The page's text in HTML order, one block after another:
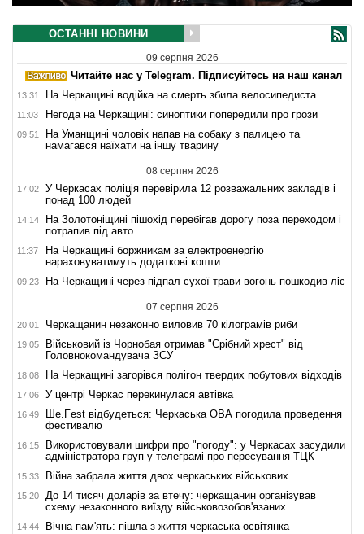
ОСТАННІ НОВИНИ
09 серпня 2026
Читайте нас у Telegram. Підписуйтесь на наш канал
13:31 На Черкащині водійка на смерть збила велосипедиста
11:03 Негода на Черкащині: синоптики попередили про грози
09:51
На Уманщині чоловік напав на собаку з палицею та
намагався наїхати на іншу тварину
08 серпня 2026
17:02
У Черкасах поліція перевірила 12 розважальних закладів і
понад 100 людей
14:14
На Золотоніщині пішохід перебігав дорогу поза переходом і
потрапив під авто
11:37
На Черкащині боржникам за електроенергію
нараховуватимуть додаткові кошти
09:23 На Черкащині через підпал сухої трави вогонь пошкодив ліс
07 серпня 2026
20:01 Черкащанин незаконно виловив 70 кілограмів риби
19:05
Військовий із Чорнобая отримав "Срібний хрест" від
Головнокомандувача ЗСУ
18:08 На Черкащині загорівся полігон твердих побутових відходів
17:06 У центрі Черкас перекинулася автівка
16:49
Ше.Fest відбудеться: Черкаська ОВА погодила проведення
фестивалю
16:15
Використовували шифри про "погоду": у Черкасах засудили
адміністратора груп у телеграмі про пересування ТЦК
15:33 Війна забрала життя двох черкаських військових
15:20
До 14 тисяч доларів за втечу: черкащанин організував
схему незаконного виїзду військовозобов'язаних
14:44 Вічна пам'ять: пішла з життя черкаська освітянка